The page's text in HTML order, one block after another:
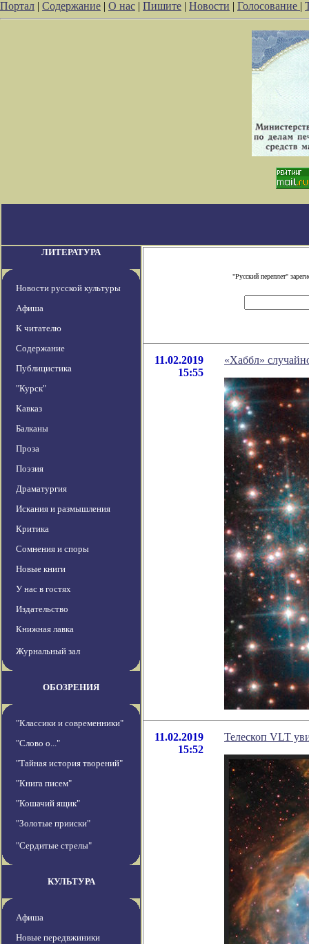
Портал | Содержание | О нас | Пишите | Новости | Голосование |
ЛИТЕРАТУРА
Новости русской культуры
Афиша
К читателю
Содержание
Публицистика
"Курск"
Кавказ
Балканы
Проза
Поэзия
Драматургия
Искания и размышления
Критика
Сомнения и споры
Новые книги
У нас в гостях
Издательство
Книжная лавка
Журнальный зал
ОБОЗРЕНИЯ
"Классики и современники"
"Слово о..."
"Тайная история творений"
"Книга писем"
"Кошачий ящик"
"Золотые прииски"
"Сердитые стрелы"
КУЛЬТУРА
Афиша
Новые передвжиники
"Русский переплет"
11.02.2019
15:55
«Хаббл»
11.02.2019
15:52
Телескоп VLT